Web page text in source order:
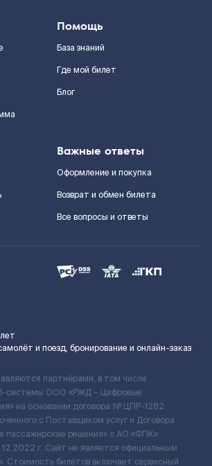
Помощь
База знаний
Где мой билет
Блог
Важные ответы
Оформление и покупка
Возврат и обмен билета
Все вопросы и ответы
и поезд, бронирование и онлайн-заказ
партнёрами, в том числе
системы ООО «РЖД – Цифровые
на основании договора № ЦПР-1282
с Поставщиком услуг и Договора
решения» c АО «ФПК»
г. Сайт не является официальным
Стоимость билетов включает сервисный